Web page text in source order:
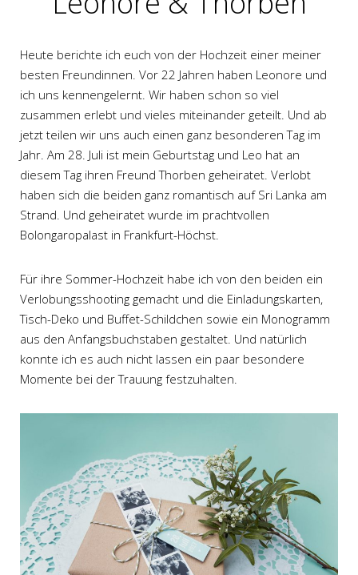
Heute berichte ich euch von der Hochzeit einer meiner
besten Freundinnen. Vor 22 Jahren haben Leonore und
ich uns kennengelernt. Wir haben schon so viel
zusammen erlebt und vieles miteinander geteilt. Und ab
jetzt teilen wir uns auch einen ganz besonderen Tag im
Jahr. Am 28. Juli ist mein Geburtstag und Leo hat an
diesem Tag ihren Freund Thorben geheiratet. Verlobt
haben sich die beiden ganz romantisch auf Sri Lanka am
Strand. Und geheiratet wurde im prachtvollen
Bolongaropalast in Frankfurt-Höchst.
Für ihre Sommer-Hochzeit habe ich von den beiden ein
Verlobungsshooting gemacht und die Einladungskarten,
Tisch-Deko und Buffet-Schildchen sowie ein Monogramm
aus den Anfangsbuchstaben gestaltet. Und natürlich
konnte ich es auch nicht lassen ein paar besondere
Momente bei der Trauung festzuhalten.